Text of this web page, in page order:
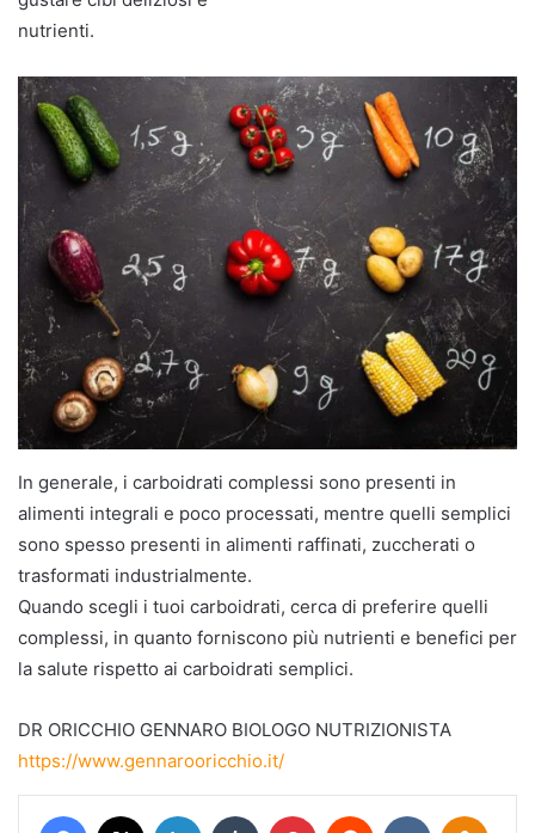
nutrienti.
In generale, i carboidrati complessi sono presenti in
alimenti integrali e poco processati, mentre quelli semplici
sono spesso presenti in alimenti raffinati, zuccherati o
trasformati industrialmente.
Quando scegli i tuoi carboidrati, cerca di preferire quelli
complessi, in quanto forniscono più nutrienti e benefici per
la salute rispetto ai carboidrati semplici.
DR ORICCHIO GENNARO BIOLOGO NUTRIZIONISTA
https://www.gennarooricchio.it/
Facebook LinkedIn Tumblr Pinterest Reddit VKontakte